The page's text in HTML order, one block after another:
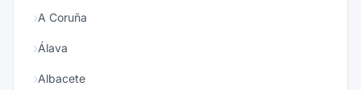
A Coruña
Álava
Albacete